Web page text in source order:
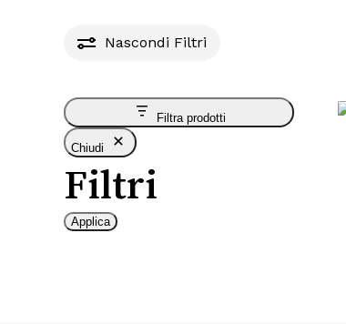
Nascondi Filtri
Filtra prodotti
Chiudi
Filtri
Applica